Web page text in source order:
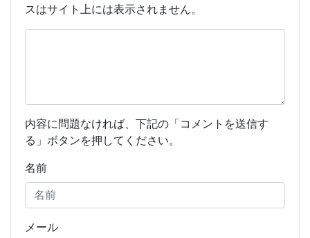
スはサイト上には表示されません。
内容に問題なければ、下記の「コメントを送信す
る」ボタンを押してください。
名前
メール